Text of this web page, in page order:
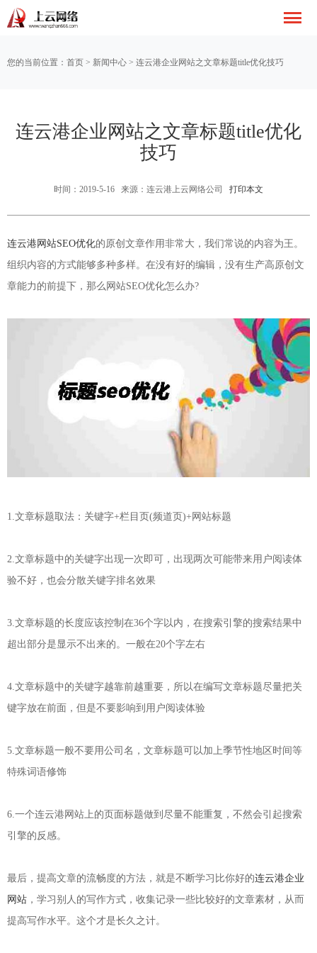
您的当前位置： 首页 > 新闻中心 > 连云港企业网站之文章标题title优化技巧
连云港企业网站之文章标题title优化
技巧
时间：2019-5-16 来源：连云港上云网络公司 打印本文
连云港网站SEO优化的原创文章作用非常大，我们常说的内容为王。
组织内容的方式能够多种多样。在没有好的编辑，没有生产高原创文
章能力的前提下，那么网站SEO优化怎么办?
1.文章标题取法：关键字+栏目页(频道页)+网站标题
2.文章标题中的关键字出现一次即可，出现两次可能带来用户阅读体
验不好，也会分散关键字排名效果
3.文章标题的长度应该控制在36个字以内，在搜索引擎的搜索结果中
超出部分是显示不出来的。一般在20个字左右
4.文章标题中的关键字越靠前越重要，所以在编写文章标题尽量把关
键字放在前面，但是不要影响到用户阅读体验
5.文章标题一般不要用公司名，文章标题可以加上季节性地区时间等
特殊词语修饰
6.一个连云港网站上的页面标题做到尽量不能重复，不然会引起搜索
引擎的反感。
最后，提高文章的流畅度的方法，就是不断学习比你好的连云港企业
网站 ，学习别人的写作方式，收集记录一些比较好的文章素材，从而
提高写作水平。这个才是长久之计。